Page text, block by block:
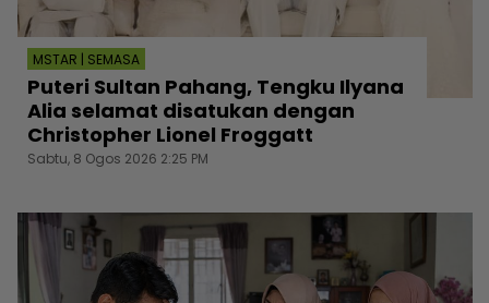
MSTAR | SEMASA
Puteri Sultan Pahang, Tengku Ilyana
Alia selamat disatukan dengan
Christopher Lionel Froggatt
Sabtu, 8 Ogos 2026 2:25 PM